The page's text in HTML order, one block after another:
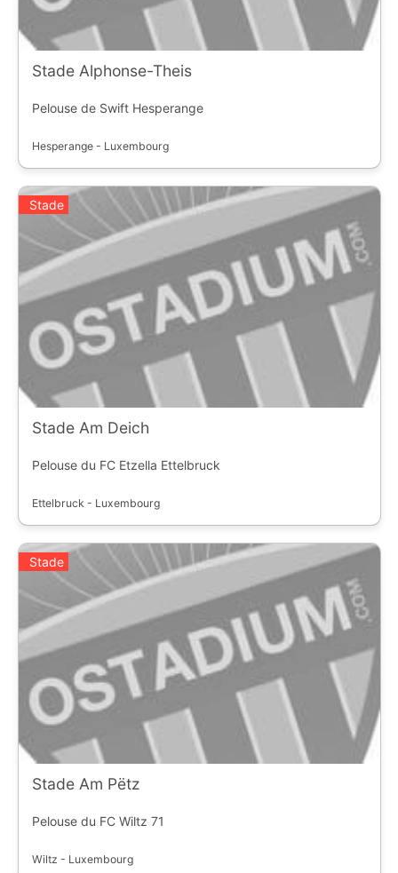
Stade Alphonse-Theis
Pelouse de Swift Hesperange
Hesperange - Luxembourg
Stade
Stade Am Deich
Pelouse du FC Etzella Ettelbruck
Ettelbruck - Luxembourg
Stade
Stade Am Pëtz
Pelouse du FC Wiltz 71
Wiltz - Luxembourg